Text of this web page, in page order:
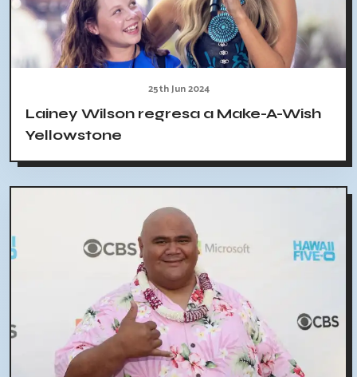
25th Jun 2024
Lainey Wilson regresa a Make-A-Wish
Yellowstone